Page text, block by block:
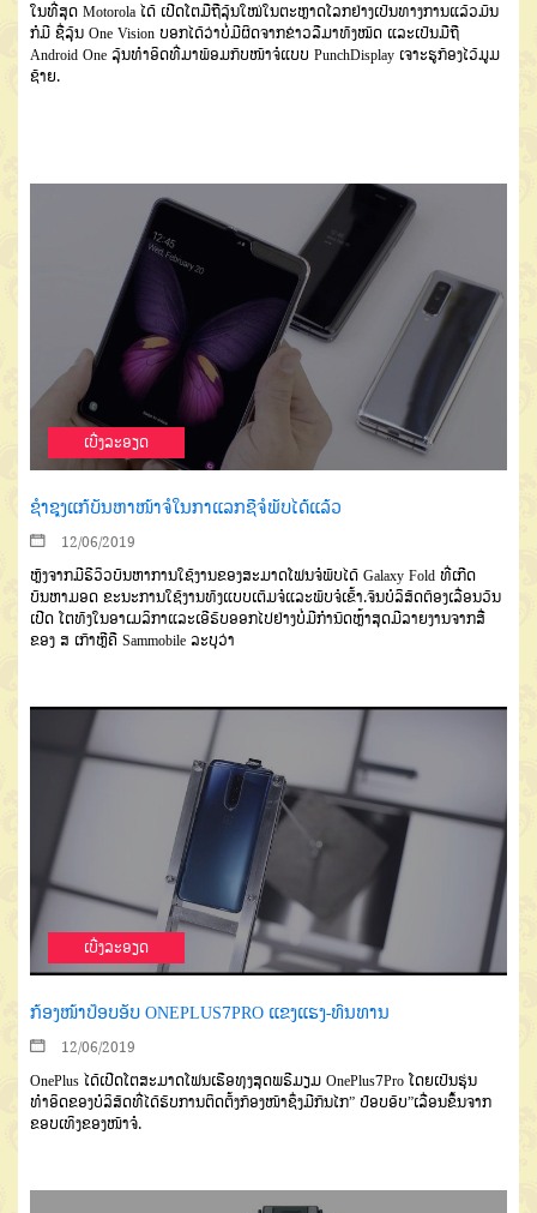
ໃນທີ່ສຸດ Motorola ໄດ້ ເປີດໂຕມືຖືລຸ້ນໃໝ່ໃນຕະຫຼາດໂລກຢ່າງເປັນທາງການແລ້ວມັນ
ກໍມີ ຊື່ລຸ້ນ One Vision ບອກໄດ້ວ່າບໍ່ມີຜິດຈາກຂ່າວລືມາທັງໝົດ ແລະເປັນມືຖື
Android One ລຸ້ນທຳອິດທີ່ມາພ້ອມກັບໜ້າຈໍແບບ PunchDisplay ເຈາະຮູກ້ອງໄວ້ມູມ
ຊ້າຍ.
ເບີ່ງລະອຽດ
ຊຳຊຸງແກ້ບັນຫາໜ້າຈໍໃນກາແລກຊີຈໍພັບໄດ້ແລ້ວ
12/06/2019
ຫຼັງຈາກມີຣີວິວບັນຫາການໃຊ້ງານຂອງສະມາດໂຟນຈໍພັບໄດ້ Galaxy Fold ທີ່ເກີດ
ບັນຫາມອດ ຂະນະການໃຊ້ງານທັງແບບເຕັມຈໍແລະພັບຈໍເຂົ້າ.ຈົນບໍລິສັດຕ້ອງເລື່ອນວັນ
ເປີດ ໂຕທັງໃນອາເມລິກາແລະເອີຣົບອອກໄປຢ່າງບໍ່ມີກຳນົດຫຼ້າສຸດມີລາຍງານຈາກສື່
ຂອງ ສ ເກົາຫຼີຄື Sammobile ລະບຸວ່າ
ເບີ່ງລະອຽດ
ກ້ອງໜ້າປ໊ອບອັບ ONEPLUS7PRO ແຂງແຮງ-ທົນທານ
12/06/2019
OnePlus ໄດ້ເປີດໂຕສະມາດໂຟນເຮືອທຸງສຸດພຣີມຽມ OnePlus7Pro ໂດຍເປັນຮຸ່ນ
ທຳອິດຂອງບໍລິສັດທີ່ໄດ້ຮັບການຕິດຕັ້ງກ້ອງໜ້າຊຶ່ງມີກົນໄກ” ປ໊ອບອັບ”ເລື່ອນຂຶ້ນຈາກ
ຂອບເທິງຂອງໜ້າຈໍ.